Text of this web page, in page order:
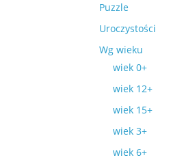
Puzzle
Uroczystości
Wg wieku
wiek 0+
wiek 12+
wiek 15+
wiek 3+
wiek 6+